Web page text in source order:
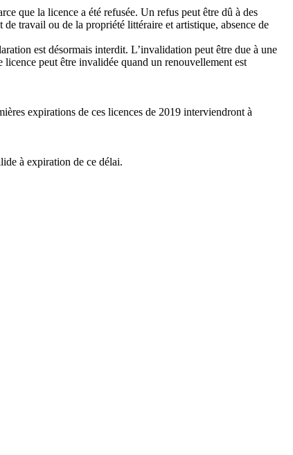
que la licence a été refusée. Un refus peut être dû à des
travail ou de la propriété littéraire et artistique, absence de
est désormais interdit. L’invalidation peut être due à une
peut être invalidée quand un renouvellement est
expirations de ces licences de 2019 interviendront à
à expiration de ce délai.